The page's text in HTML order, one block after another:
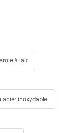
à lait
acier inoxydable